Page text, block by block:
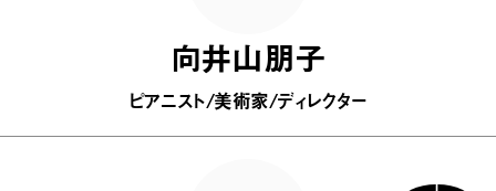
向井山朋子
ピアニスト/美術家/ディレクター